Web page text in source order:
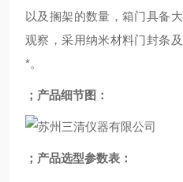
以及搁架的数量，箱门具备
观察，采用纳米材料门封条
*。
；产品细节图：
；产品选型参数表：